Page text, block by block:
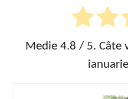
Medie 4.8 / 5. Câte